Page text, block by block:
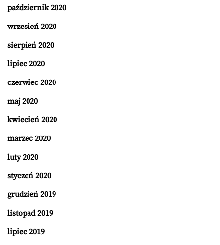
październik 2020
wrzesień 2020
sierpień 2020
lipiec 2020
czerwiec 2020
maj 2020
kwiecień 2020
marzec 2020
luty 2020
styczeń 2020
grudzień 2019
listopad 2019
lipiec 2019